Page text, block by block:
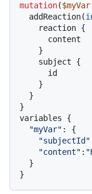
mutation($myVar
  addReaction
(
    reaction
{
}
    subject
{
}
}
}
variables {
"myVar" :
{
"subjectId"
"content" :
}
}